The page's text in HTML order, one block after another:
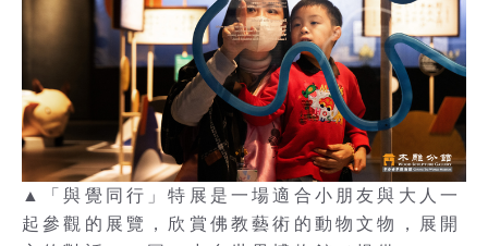
▲「與覺同行」特展是一場適合小朋友與大人一
起參觀的展覽，欣賞佛教藝術的動物文物，展開